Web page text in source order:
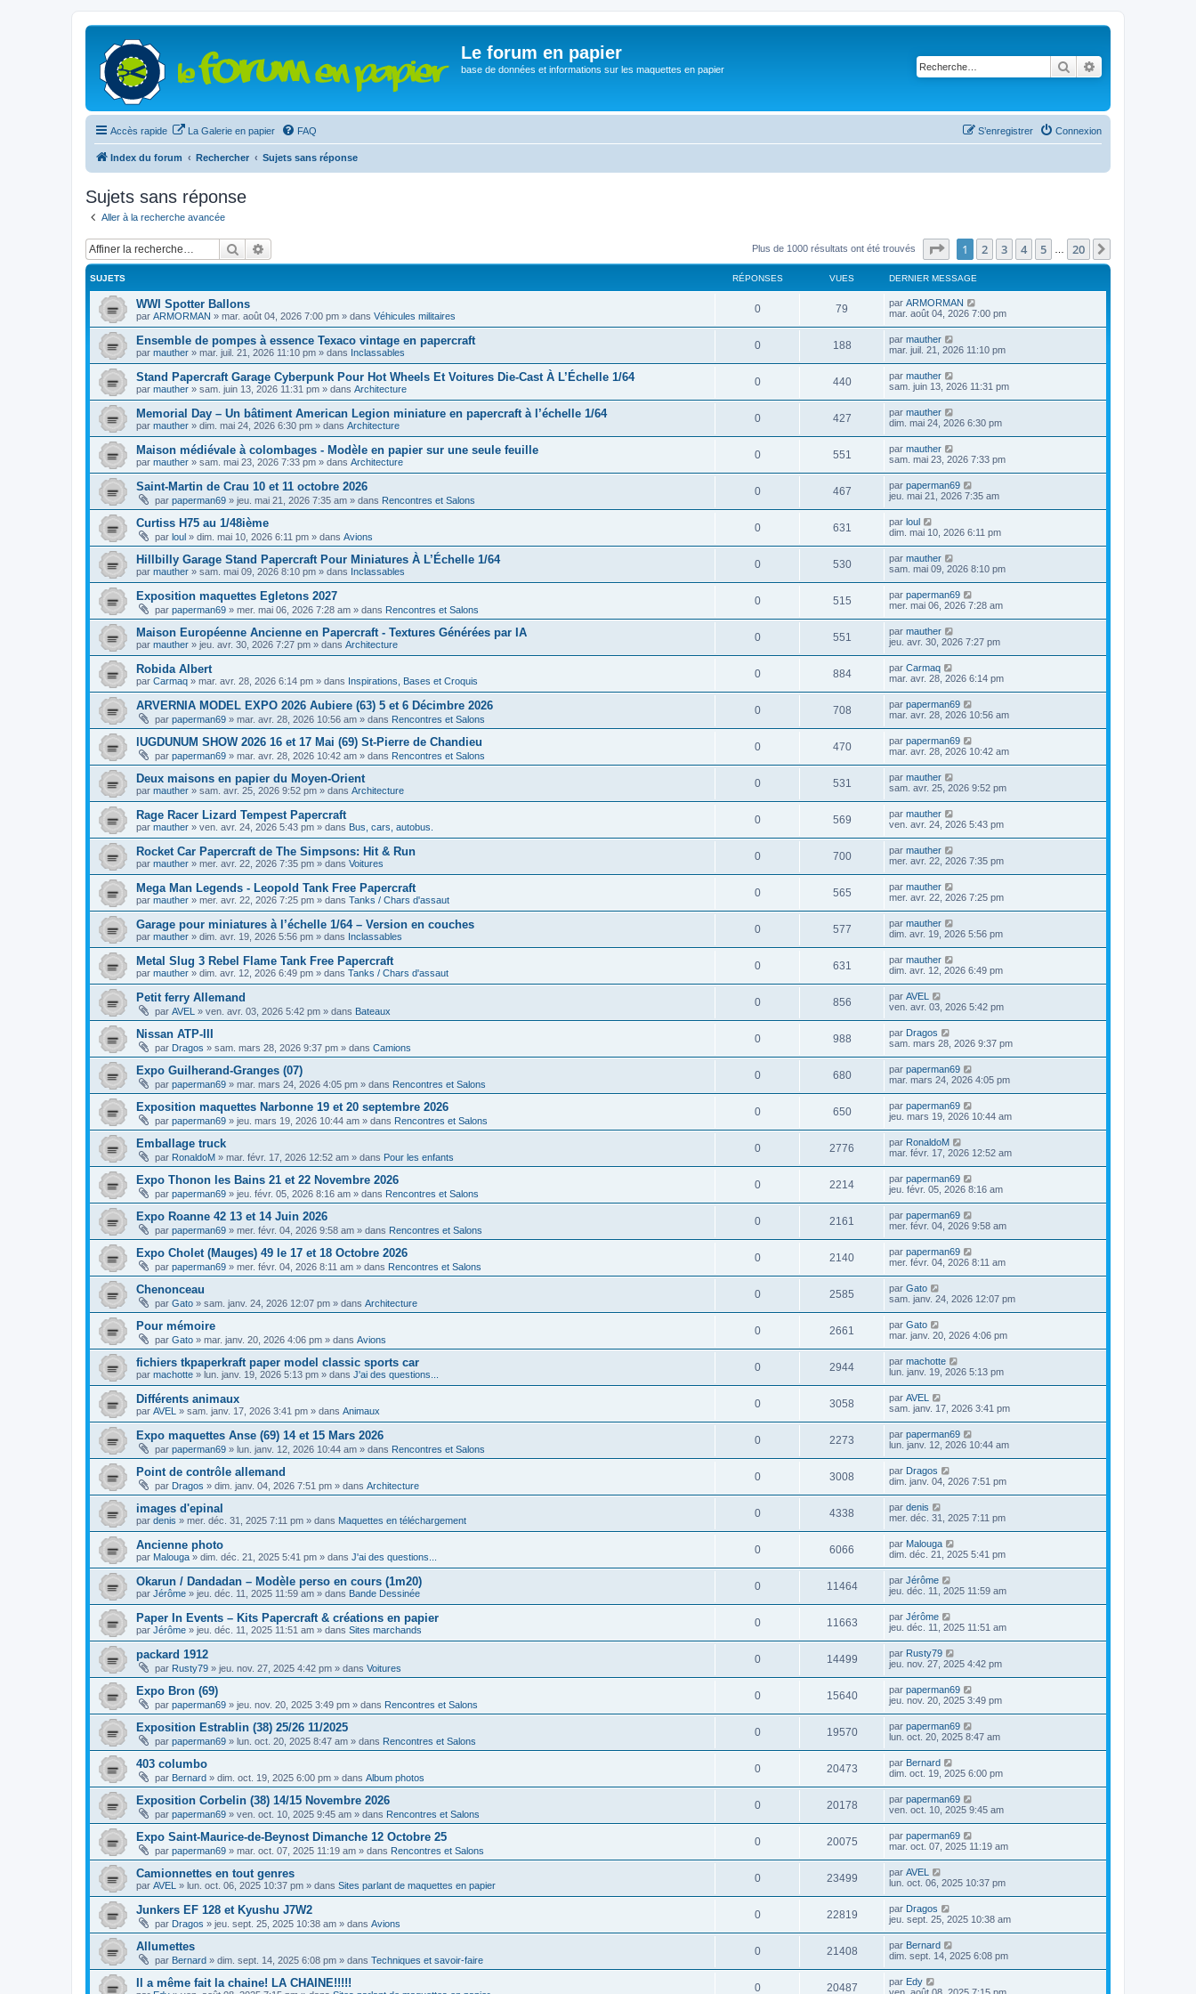
Le forum en papier
base de données et informations sur les maquettes en papier Rechercher
Accès rapide La Galerie en papier FAQ Connexion
S’enregistrer
Index du forum Rechercher Sujets sans réponse
Sujets sans réponse
Aller à la recherche avancée
Rechercher Plus de 1000 résultats ont été trouvés Page sur20
1 2 3 4 5 20
SUJETS RÉPONSES VUES DERNIER MESSAGE
WWI Spotter Ballons
par ARMORMAN » mar. août 04, 2026 7:00 pm » dans Véhicules militaires
0 79 par ARMORMAN
mar. août 04, 2026 7:00 pm
Ensemble de pompes à essence Texaco vintage en papercraft
par mauther » mar. juil. 21, 2026 11:10 pm » dans Inclassables
0 188 par mauther
mar. juil. 21, 2026 11:10 pm
Stand Papercraft Garage Cyberpunk Pour Hot Wheels Et Voitures Die-Cast À L’Échelle 1/64
par mauther » sam. juin 13, 2026 11:31 pm » dans Architecture
0 440 par mauther
sam. juin 13, 2026 11:31 pm
Memorial Day – Un bâtiment American Legion miniature en papercraft à l’échelle 1/64
par mauther » dim. mai 24, 2026 6:30 pm » dans Architecture
0 427 par mauther
dim. mai 24, 2026 6:30 pm
Maison médiévale à colombages - Modèle en papier sur une seule feuille
par mauther » sam. mai 23, 2026 7:33 pm » dans Architecture
0 551 par mauther
sam. mai 23, 2026 7:33 pm
Saint-Martin de Crau 10 et 11 octobre 2026
par paperman69 » jeu. mai 21, 2026 7:35 am » dans Rencontres et Salons
0 467 par paperman69
jeu. mai 21, 2026 7:35 am
Curtiss H75 au 1/48ième
par loul » dim. mai 10, 2026 6:11 pm » dans Avions
0 631 par loul
dim. mai 10, 2026 6:11 pm
Hillbilly Garage Stand Papercraft Pour Miniatures À L’Échelle 1/64
par mauther » sam. mai 09, 2026 8:10 pm » dans Inclassables
0 530 par mauther
sam. mai 09, 2026 8:10 pm
Exposition maquettes Egletons 2027
par paperman69 » mer. mai 06, 2026 7:28 am » dans Rencontres et Salons
0 515 par paperman69
mer. mai 06, 2026 7:28 am
Maison Européenne Ancienne en Papercraft - Textures Générées par IA
par mauther » jeu. avr. 30, 2026 7:27 pm » dans Architecture
0 551 par mauther
jeu. avr. 30, 2026 7:27 pm
Robida Albert
par Carmaq » mar. avr. 28, 2026 6:14 pm » dans Inspirations, Bases et Croquis
0 884 par Carmaq
mar. avr. 28, 2026 6:14 pm
ARVERNIA MODEL EXPO 2026 Aubiere (63) 5 et 6 Décimbre 2026
par paperman69 » mar. avr. 28, 2026 10:56 am » dans Rencontres et Salons
0 708 par paperman69
mar. avr. 28, 2026 10:56 am
lUGDUNUM SHOW 2026 16 et 17 Mai (69) St-Pierre de Chandieu
par paperman69 » mar. avr. 28, 2026 10:42 am » dans Rencontres et Salons
0 470 par paperman69
mar. avr. 28, 2026 10:42 am
Deux maisons en papier du Moyen-Orient
par mauther » sam. avr. 25, 2026 9:52 pm » dans Architecture
0 531 par mauther
sam. avr. 25, 2026 9:52 pm
Rage Racer Lizard Tempest Papercraft
par mauther » ven. avr. 24, 2026 5:43 pm » dans Bus, cars, autobus.
0 569 par mauther
ven. avr. 24, 2026 5:43 pm
Rocket Car Papercraft de The Simpsons: Hit & Run
par mauther » mer. avr. 22, 2026 7:35 pm » dans Voitures
0 700 par mauther
mer. avr. 22, 2026 7:35 pm
Mega Man Legends - Leopold Tank Free Papercraft
par mauther » mer. avr. 22, 2026 7:25 pm » dans Tanks / Chars d'assaut
0 565 par mauther
mer. avr. 22, 2026 7:25 pm
Garage pour miniatures à l’échelle 1/64 – Version en couches
par mauther » dim. avr. 19, 2026 5:56 pm » dans Inclassables
0 577 par mauther
dim. avr. 19, 2026 5:56 pm
Metal Slug 3 Rebel Flame Tank Free Papercraft
par mauther » dim. avr. 12, 2026 6:49 pm » dans Tanks / Chars d'assaut
0 631 par mauther
dim. avr. 12, 2026 6:49 pm
Petit ferry Allemand
par AVEL » ven. avr. 03, 2026 5:42 pm » dans Bateaux
0 856 par AVEL
ven. avr. 03, 2026 5:42 pm
Nissan ATP-III
par Dragos » sam. mars 28, 2026 9:37 pm » dans Camions
0 988 par Dragos
sam. mars 28, 2026 9:37 pm
Expo Guilherand-Granges (07)
par paperman69 » mar. mars 24, 2026 4:05 pm » dans Rencontres et Salons
0 680 par paperman69
mar. mars 24, 2026 4:05 pm
Exposition maquettes Narbonne 19 et 20 septembre 2026
par paperman69 » jeu. mars 19, 2026 10:44 am » dans Rencontres et Salons
0 650 par paperman69
jeu. mars 19, 2026 10:44 am
Emballage truck
par RonaldoM » mar. févr. 17, 2026 12:52 am » dans Pour les enfants
0 2776 par RonaldoM
mar. févr. 17, 2026 12:52 am
Expo Thonon les Bains 21 et 22 Novembre 2026
par paperman69 » jeu. févr. 05, 2026 8:16 am » dans Rencontres et Salons
0 2214 par paperman69
jeu. févr. 05, 2026 8:16 am
Expo Roanne 42 13 et 14 Juin 2026
par paperman69 » mer. févr. 04, 2026 9:58 am » dans Rencontres et Salons
0 2161 par paperman69
mer. févr. 04, 2026 9:58 am
Expo Cholet (Mauges) 49 le 17 et 18 Octobre 2026
par paperman69 » mer. févr. 04, 2026 8:11 am » dans Rencontres et Salons
0 2140 par paperman69
mer. févr. 04, 2026 8:11 am
Chenonceau
par Gato » sam. janv. 24, 2026 12:07 pm » dans Architecture
0 2585 par Gato
sam. janv. 24, 2026 12:07 pm
Pour mémoire
par Gato » mar. janv. 20, 2026 4:06 pm » dans Avions
0 2661 par Gato
mar. janv. 20, 2026 4:06 pm
fichiers tkpaperkraft paper model classic sports car
par machotte » lun. janv. 19, 2026 5:13 pm » dans J'ai des questions...
0 2944 par machotte
lun. janv. 19, 2026 5:13 pm
Différents animaux
par AVEL » sam. janv. 17, 2026 3:41 pm » dans Animaux
0 3058 par AVEL
sam. janv. 17, 2026 3:41 pm
Expo maquettes Anse (69) 14 et 15 Mars 2026
par paperman69 » lun. janv. 12, 2026 10:44 am » dans Rencontres et Salons
0 2273 par paperman69
lun. janv. 12, 2026 10:44 am
Point de contrôle allemand
par Dragos » dim. janv. 04, 2026 7:51 pm » dans Architecture
0 3008 par Dragos
dim. janv. 04, 2026 7:51 pm
images d'epinal
par denis » mer. déc. 31, 2025 7:11 pm » dans Maquettes en téléchargement
0 4338 par denis
mer. déc. 31, 2025 7:11 pm
Ancienne photo
par Malouga » dim. déc. 21, 2025 5:41 pm » dans J'ai des questions...
0 6066 par Malouga
dim. déc. 21, 2025 5:41 pm
Okarun / Dandadan – Modèle perso en cours (1m20)
par Jérôme » jeu. déc. 11, 2025 11:59 am » dans Bande Dessinée
0 11464 par Jérôme
jeu. déc. 11, 2025 11:59 am
Paper In Events – Kits Papercraft & créations en papier
par Jérôme » jeu. déc. 11, 2025 11:51 am » dans Sites marchands
0 11663 par Jérôme
jeu. déc. 11, 2025 11:51 am
packard 1912
par Rusty79 » jeu. nov. 27, 2025 4:42 pm » dans Voitures
0 14499 par Rusty79
jeu. nov. 27, 2025 4:42 pm
Expo Bron (69)
par paperman69 » jeu. nov. 20, 2025 3:49 pm » dans Rencontres et Salons
0 15640 par paperman69
jeu. nov. 20, 2025 3:49 pm
Exposition Estrablin (38) 25/26 11/2025
par paperman69 » lun. oct. 20, 2025 8:47 am » dans Rencontres et Salons
0 19570 par paperman69
lun. oct. 20, 2025 8:47 am
403 columbo
par Bernard » dim. oct. 19, 2025 6:00 pm » dans Album photos
0 20473 par Bernard
dim. oct. 19, 2025 6:00 pm
Exposition Corbelin (38) 14/15 Novembre 2026
par paperman69 » ven. oct. 10, 2025 9:45 am » dans Rencontres et Salons
0 20178 par paperman69
ven. oct. 10, 2025 9:45 am
Expo Saint-Maurice-de-Beynost Dimanche 12 Octobre 25
par paperman69 » mar. oct. 07, 2025 11:19 am » dans Rencontres et Salons
0 20075 par paperman69
mar. oct. 07, 2025 11:19 am
Camionnettes en tout genres
par AVEL » lun. oct. 06, 2025 10:37 pm » dans Sites parlant de maquettes en papier
0 23499 par AVEL
lun. oct. 06, 2025 10:37 pm
Junkers EF 128 et Kyushu J7W2
par Dragos » jeu. sept. 25, 2025 10:38 am » dans Avions
0 22819 par Dragos
jeu. sept. 25, 2025 10:38 am
Allumettes
par Bernard » dim. sept. 14, 2025 6:08 pm » dans Techniques et savoir-faire
0 21408 par Bernard
dim. sept. 14, 2025 6:08 pm
Il a même fait la chaine! LA CHAINE!!!!! 0 20487 par Edy
ven. août 08, 2025 7:15 pm